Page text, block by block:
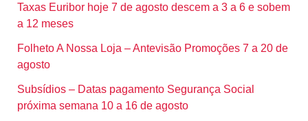
Taxas Euribor hoje 7 de agosto descem a 3 a 6 e sobem
a 12 meses
Folheto A Nossa Loja – Antevisão Promoções 7 a 20 de
agosto
Subsídios – Datas pagamento Segurança Social
próxima semana 10 a 16 de agosto